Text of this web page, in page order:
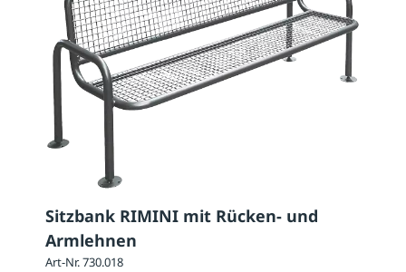
Sitzbank RIMINI mit Rücken- und
Armlehnen
Art-Nr. 730.018